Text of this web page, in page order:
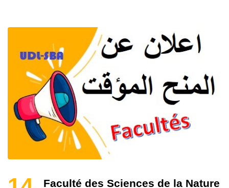
Faculté des Sciences de la Nature